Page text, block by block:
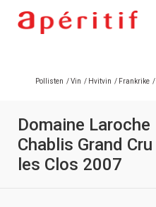
Pollisten /Vin / Hvitvin / Frankrike /
Domaine Laroche
Chablis Grand Cru
les Clos 2007